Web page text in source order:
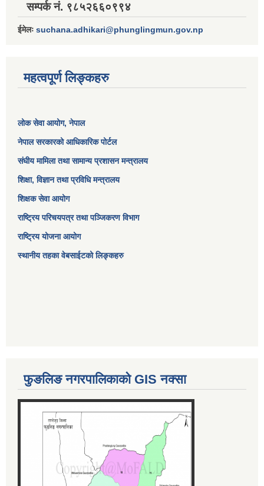
सम्पर्क नं. ९८५२६६०९९४
ईमेलः suchana.adhikari@phunglingmun.gov.np
महत्वपूर्ण लिङ्कहरु
लोक सेवा आयोग, नेपाल
नेपाल सरकारको आधिकारिक पोर्टल
संघीय मामिला तथा सामान्य प्रशासन मन्त्रालय
शिक्षा, विज्ञान तथा प्रविधि मन्त्रालय
शिक्षक सेवा आयोग
राष्ट्रिय परिचयपत्र तथा पञ्जिकरण विभाग
राष्ट्रिय योजना आयोग
स्थानीय तहका वेबसाईटको लिङ्कहरु
फुङलिङ नगरपालिकाको GIS नक्सा